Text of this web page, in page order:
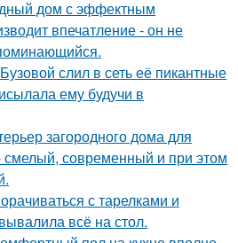
дом с эффектным
впечатление - он не
слил в сеть её пикантные
ему будучи в
загородного дома для
смелый, современный и при этом
с тарелками и
всё на стол.